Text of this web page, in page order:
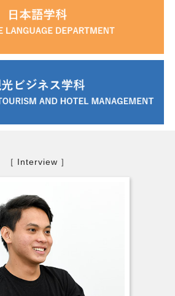
［ Interview ］